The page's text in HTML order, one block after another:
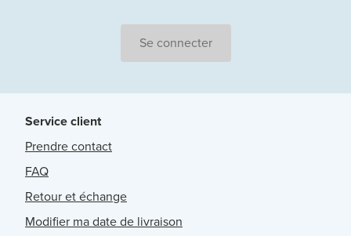
Se connecter
Service client
Prendre contact
FAQ
Retour et échange
Modifier ma date de livraison